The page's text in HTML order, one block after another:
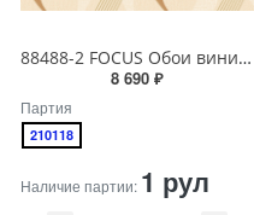
88488-2 FOCUS Обои виниловые на бумажной основе 1.06*15.6
8 690 ₽
Партия
210118
Наличие партии: 1 рул